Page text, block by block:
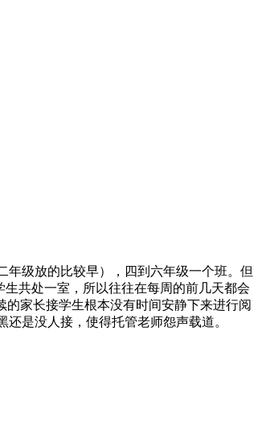
级放的比较早），四到六年级一个班。但
共处一室，所以往往在每周的前几天都会
家长接学生根本没有时间安静下来进行阅
是没人接，使得托管老师怨声载道。